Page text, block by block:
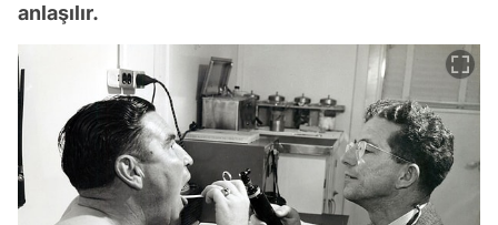
anlaşılır.